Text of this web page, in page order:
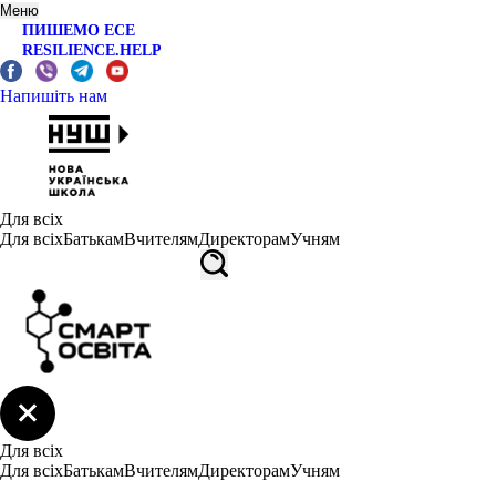
Меню
ПИШЕМО ЕСЕ
RESILIENCE.HELP
Напишіть нам
Для всіх
Для всіхБатькамВчителямДиректорамУчням
Для всіх
Для всіхБатькамВчителямДиректорамУчням